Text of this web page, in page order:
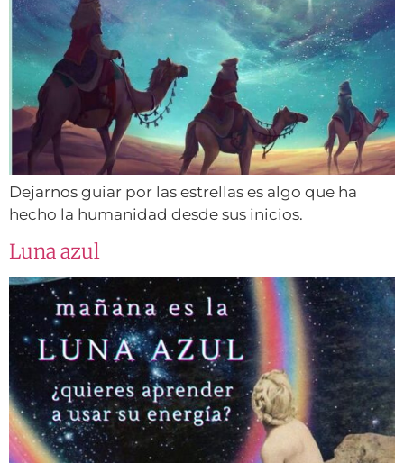
Dejarnos guiar por las estrellas es algo que ha
hecho la humanidad desde sus inicios.
Luna azul